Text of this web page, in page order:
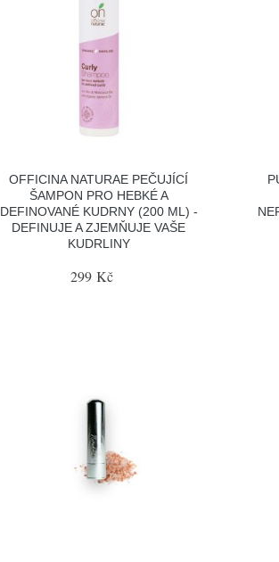
OFFICINA NATURAE PEČUJÍCÍ
ŠAMPON PRO HEBKÉ A
DEFINOVANÉ KUDRNY (200 ML) -
DEFINUJE A ZJEMŇUJE VAŠE
KUDRLINY
299 Kč